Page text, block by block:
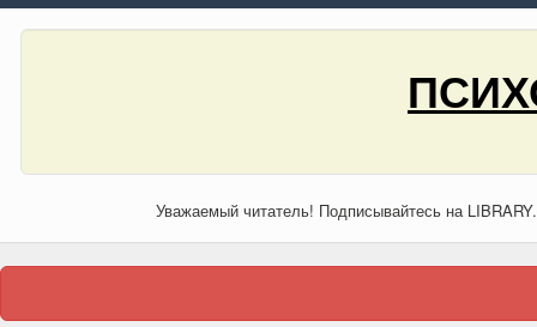
Уважаемый читатель! Подписывайтесь на